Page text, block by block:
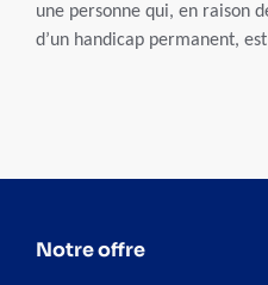
une personne qui, en raison
d’un handicap permanent,
Notre offre